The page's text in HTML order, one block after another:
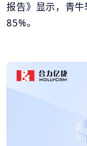
报告》显示，青
85%。